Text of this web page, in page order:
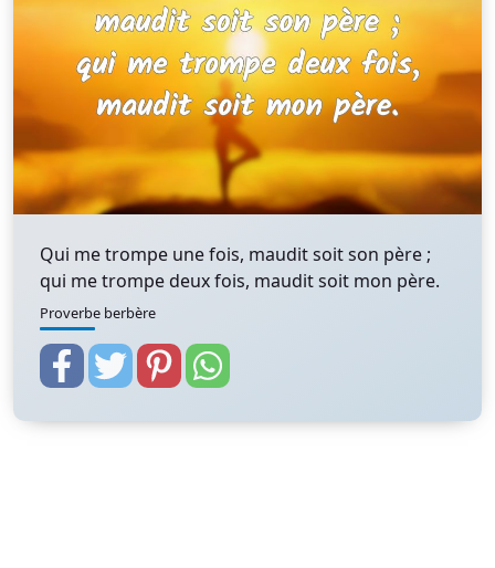
Qui me trompe une fois, maudit soit son père ;
qui me trompe deux fois, maudit soit mon père.
Proverbe berbère